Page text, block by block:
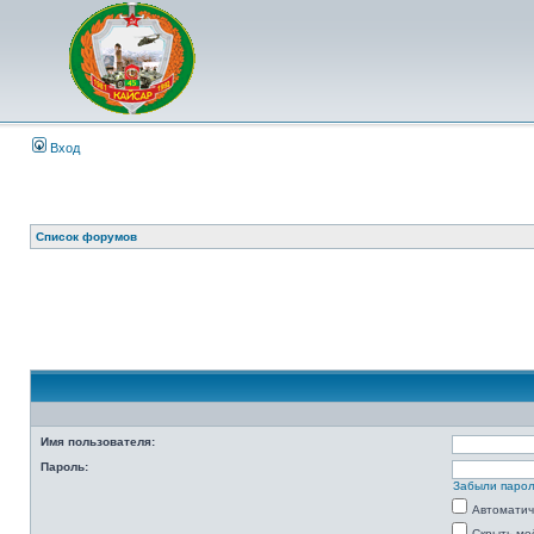
Вход
Список форумов
Имя пользователя:
Пароль:
Забыли